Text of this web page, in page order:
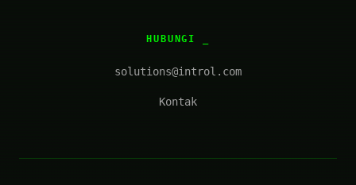
HUBUNGI
solutions@introl.com
Kontak